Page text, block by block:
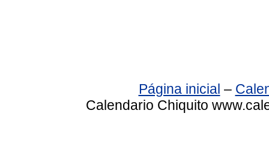
Página inicial –
Calendario Chiquito